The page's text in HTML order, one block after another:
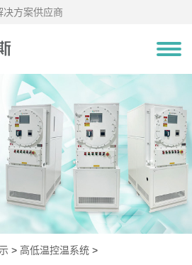
方案供应商
> 高低温控温系统 >